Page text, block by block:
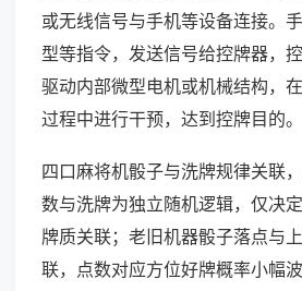
或无线信号与手机等设备连接。
型等指令，发送信号给控牌器，
驱动内部微型电机或机械结构，
过程中进行干预，达到控牌目的。
四口麻将机骰子与洗牌规律关联
数与洗牌为独立随机逻辑，仅决
牌质关联；老旧机器骰子落点与
联，点数对应方位好牌概率小幅